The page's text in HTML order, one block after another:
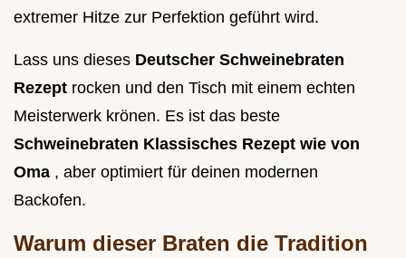
extremer Hitze zur Perfektion geführt wird.
Lass uns dieses Deutscher Schweinebraten
Rezept rocken und den Tisch mit einem echten
Meisterwerk krönen. Es ist das beste
Schweinebraten Klassisches Rezept wie von
Oma , aber optimiert für deinen modernen
Backofen.
Warum dieser Braten die Tradition